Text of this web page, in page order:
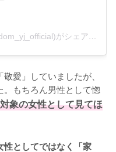
キングダム公式アカウント(@kingdom_yj_official)がシェアした投稿
愛」していましたが、
。もちろん男性として惚
象の女性として見てほ
性としてではなく「家